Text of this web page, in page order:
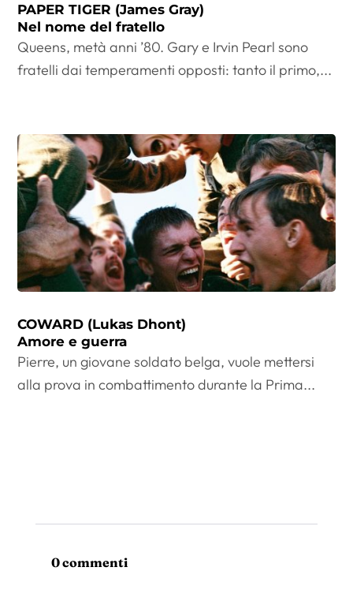
PAPER TIGER (James Gray)
Nel nome del fratello
Queens, metà anni ’80. Gary e Irvin Pearl sono
fratelli dai temperamenti opposti: tanto il primo,...
COWARD (Lukas Dhont)
Amore e guerra
Pierre, un giovane soldato belga, vuole mettersi
alla prova in combattimento durante la Prima...
0 commenti